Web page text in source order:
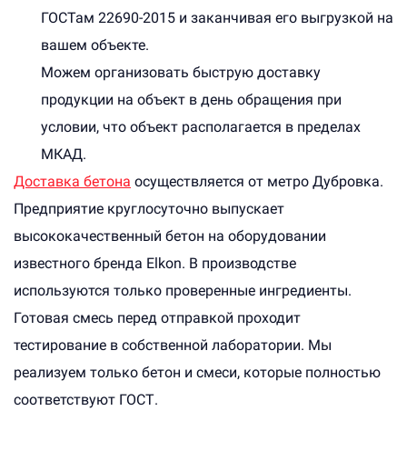
ГОСТам 22690-2015 и заканчивая его выгрузкой на
вашем объекте.
Можем организовать быструю доставку
продукции на объект в день обращения при
условии, что объект располагается в пределах
МКАД.
Доставка бетона осуществляется от метро Дубровка.
Предприятие круглосуточно выпускает
высококачественный бетон на оборудовании
известного бренда Elkon. В производстве
используются только проверенные ингредиенты.
Готовая смесь перед отправкой проходит
тестирование в собственной лаборатории. Мы
реализуем только бетон и смеси, которые полностью
соответствуют ГОСТ.